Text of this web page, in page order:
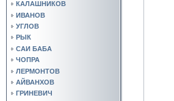
КАЛАШНИКОВ
ИВАНОВ
УГЛОВ
РЫК
САИ БАБА
ЧОПРА
ЛЕРМОНТОВ
АЙВАНХОВ
ГРИНЕВИЧ